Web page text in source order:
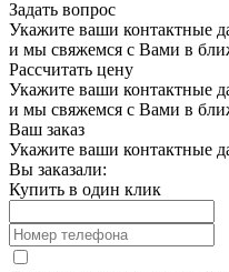
Задать вопрос
Укажите ваши контактные
и мы свяжемся с Вами в
Рассчитать цену
Укажите ваши контактные
и мы свяжемся с Вами в
Ваш заказ
Укажите ваши контактные
Вы заказали:
Купить в один клик